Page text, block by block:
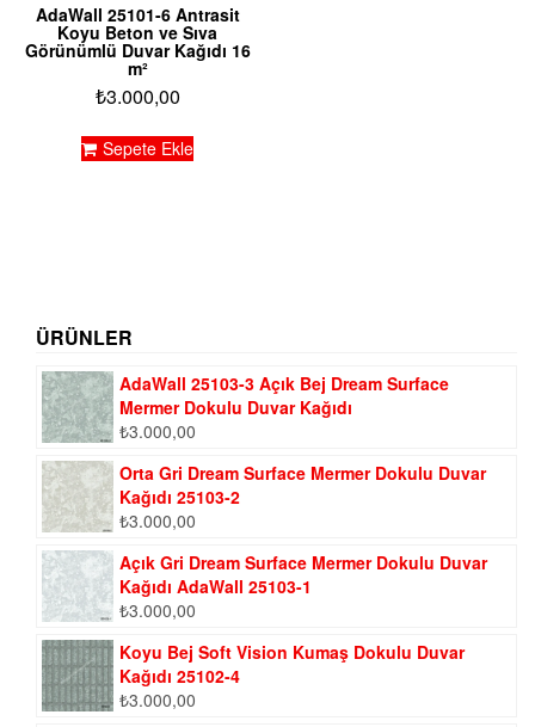
AdaWall 25101-6 Antrasit
Koyu Beton ve Sıva
Görünümlü Duvar Kağıdı 16
m²
₺3.000,00
Sepete Ekle
ÜRÜNLER
AdaWall 25103-3 Açık Bej Dream Surface
Mermer Dokulu Duvar Kağıdı
₺3.000,00
Orta Gri Dream Surface Mermer Dokulu Duvar
Kağıdı 25103-2
₺3.000,00
Açık Gri Dream Surface Mermer Dokulu Duvar
Kağıdı AdaWall 25103-1
₺3.000,00
Koyu Bej Soft Vision Kumaş Dokulu Duvar
Kağıdı 25102-4
₺3.000,00